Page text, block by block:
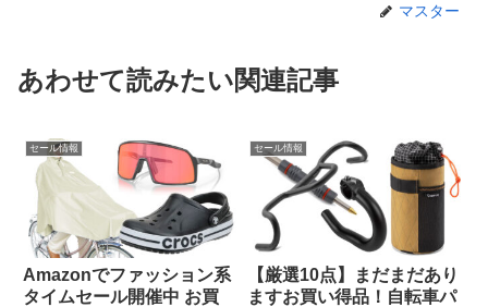
マスター
あわせて読みたい関連記事
セール情報
Amazonでファッション系
タイムセール開催中 お買
セール情報
【厳選10点】まだまだあり
ますお買い得品！自転車パ